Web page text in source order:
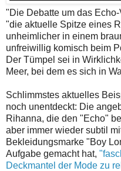
"Die Debatte um das
"die aktuelle Spitze eines
unheimlicher in einem
unfreiwillig komisch beim
Der Tümpel sei in
Meer, bei dem es sich in
Schlimmstes aktuelles
noch unentdeckt: Die
Rihanna, die den "Echo"
aber immer wieder subtil
Bekleidungsmarke "Boy
Aufgabe gemacht hat,
Deckmantel der Mode zu